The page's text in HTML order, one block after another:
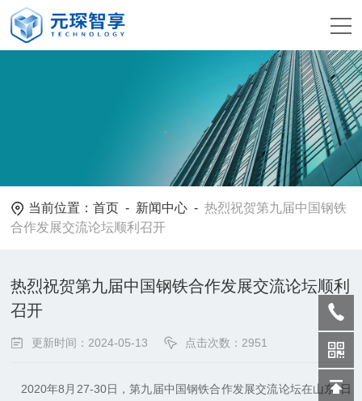
当前位置：首页 - 新闻中心 -热烈祝贺第九届中国钢铁
合作发展交流论坛顺利召开
热烈祝贺第九届中国钢铁合作发展交流论坛顺利
召开
更新时间：2024-05-13 点击次数：2951
2020年8月27-30日，第九届中国钢铁合作发展交流论坛在山东-日